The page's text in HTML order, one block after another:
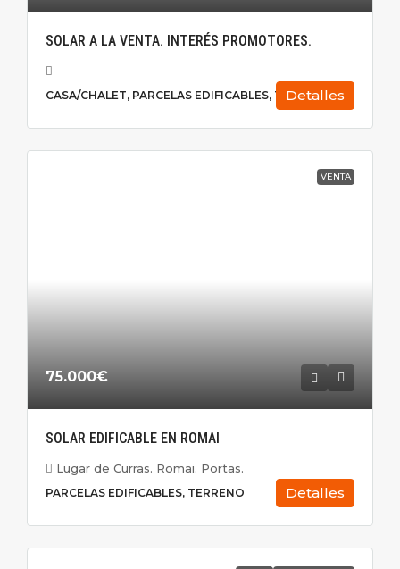
SOLAR A LA VENTA. INTERÉS PROMOTORES.
CASA/CHALET, PARCELAS EDIFICABLES, TERRENO
Detalles
VENTA
75.000€
SOLAR EDIFICABLE EN ROMAI
Lugar de Curras. Romai. Portas.
PARCELAS EDIFICABLES, TERRENO Detalles